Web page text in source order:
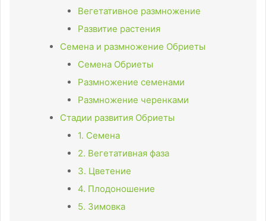
Вегетативное размножение
Развитие растения
Семена и размножение Обриеты
Семена Обриеты
Размножение семенами
Размножение черенками
Стадии развития Обриеты
1. Семена
2. Вегетативная фаза
3. Цветение
4. Плодоношение
5. Зимовка